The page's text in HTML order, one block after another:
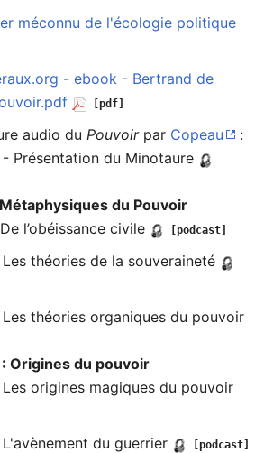
méconnu de l'écologie politique
- ebook - Bertrand de
[pdf]
audio du Pouvoirpar Copeau
:
- Présentation du Minotaure
du Pouvoir
l’obéissance civile [podcast]
théories de la souveraineté
théories organiques du pouvoir
Origines du pouvoir
origines magiques du pouvoir
du guerrier [podcast]